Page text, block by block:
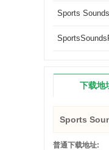
Sports
下载地
Sports
普通下载地址: